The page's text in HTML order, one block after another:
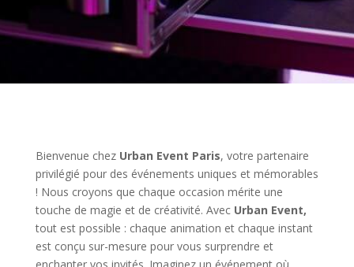
Bienvenue chez Urban Event Paris, votre partenaire
privilégié pour des événements uniques et mémorables
! Nous croyons que chaque occasion mérite une
touche de magie et de créativité. Avec Urban Event,
tout est possible : chaque animation et chaque instant
est conçu sur-mesure pour vous surprendre et